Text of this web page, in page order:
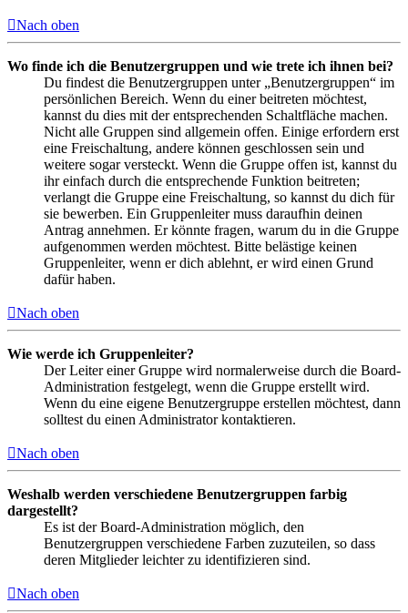
Nach oben
Wo finde ich die Benutzergruppen und wie trete ich ihnen bei?
Du findest die Benutzergruppen unter „Benutzergruppen“ im
persönlichen Bereich. Wenn du einer beitreten möchtest,
kannst du dies mit der entsprechenden Schaltfläche machen.
Nicht alle Gruppen sind allgemein offen. Einige erfordern erst
eine Freischaltung, andere können geschlossen sein und
weitere sogar versteckt. Wenn die Gruppe offen ist, kannst du
ihr einfach durch die entsprechende Funktion beitreten;
verlangt die Gruppe eine Freischaltung, so kannst du dich für
sie bewerben. Ein Gruppenleiter muss daraufhin deinen
Antrag annehmen. Er könnte fragen, warum du in die Gruppe
aufgenommen werden möchtest. Bitte belästige keinen
Gruppenleiter, wenn er dich ablehnt, er wird einen Grund
dafür haben.
Nach oben
Wie werde ich Gruppenleiter?
Der Leiter einer Gruppe wird normalerweise durch die Board-
Administration festgelegt, wenn die Gruppe erstellt wird.
Wenn du eine eigene Benutzergruppe erstellen möchtest, dann
solltest du einen Administrator kontaktieren.
Nach oben
Weshalb werden verschiedene Benutzergruppen farbig
dargestellt?
Es ist der Board-Administration möglich, den
Benutzergruppen verschiedene Farben zuzuteilen, so dass
deren Mitglieder leichter zu identifizieren sind.
Nach oben